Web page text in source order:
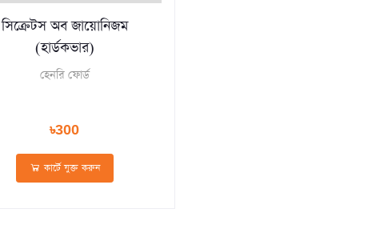
সিক্রেটস অব জায়োনিজম
(হার্ডকভার)
হেনরি ফোর্ড
৳300
কার্টে যুক্ত করুন